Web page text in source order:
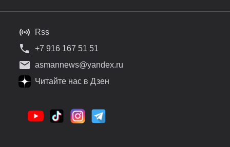
Rss
+7 916 167 51 51
asmannews@yandex.ru
Читайте нас в Дзен